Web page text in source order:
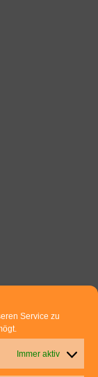
Service zu
Immer aktiv